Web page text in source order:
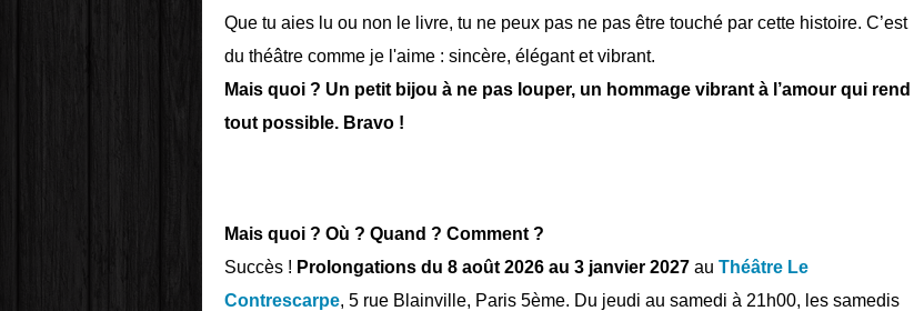
Que tu aies lu ou non le livre, tu ne peux pas ne pas être touché par cette histoire. C’est
du théâtre comme je l'aime : sincère, élégant et vibrant.
Mais quoi ? Un petit bijou à ne pas louper, un hommage vibrant à l’amour qui rend
tout possible. Bravo !
Mais quoi ? Où ? Quand ? Comment ?
Succès ! Prolongations du 8 août 2026 au 3 janvier 2027 au Théâtre Le
Contrescarpe, 5 rue Blainville, Paris 5ème. Du jeudi au samedi à 21h00, les samedis